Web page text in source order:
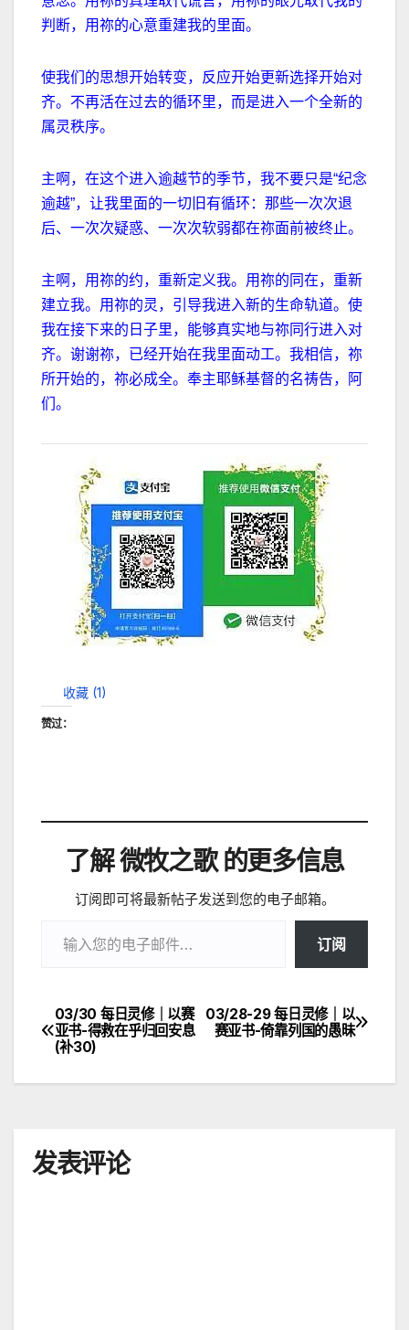
判断，用祢的心意重建我的里面。
使我们的思想开始转变，反应开始更新选择开始对
齐。不再活在过去的循环里，而是进入一个全新的
属灵秩序。
主啊，在这个进入逾越节的季节，我不要只是“纪念
逾越”，让我里面的一切旧有循环：那些一次次退
后、一次次疑惑、一次次软弱都在祢面前被终止。
主啊，用祢的约，重新定义我。用祢的同在，重新
建立我。用祢的灵，引导我进入新的生命轨道。使
我在接下来的日子里，能够真实地与祢同行进入对
齐。谢谢祢，已经开始在我里面动工。我相信，祢
所开始的，祢必成全。奉主耶稣基督的名祷告，阿
们。
收藏 (1)
赞过：
了解 微牧之歌 的更多信息
订阅即可将最新帖子发送到您的电子邮箱。
订阅
文
章
03/28-29 每日灵修｜以
赛亚书-倚靠列国的愚昧
03/30 每日灵修｜以赛
亚书-得救在乎归回安息
(补30)
发表评论